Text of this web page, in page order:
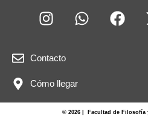
Contacto
Cómo llegar
© 2026 | Facultad de Filosofía